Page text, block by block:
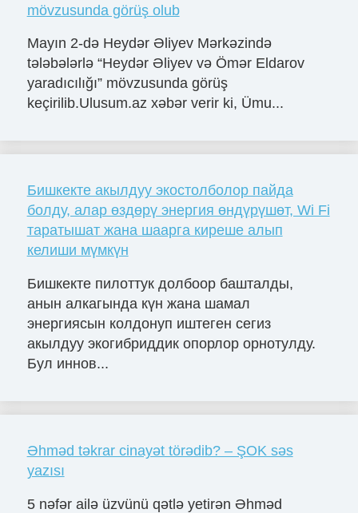
mövzusunda görüş olub
Mayın 2-də Heydər Əliyev Mərkəzində
tələbələrlə “Heydər Əliyev və Ömər Eldarov
yaradıcılığı” mövzusunda görüş
keçirilib.Ulusum.az xəbər verir ki, Ümu...
Бишкекте акылдуу экостолболор пайда
болду, алар өздөрү энергия өндүрүшөт, Wi Fi
таратышат жана шаарга киреше алып
келиши мүмкүн
Бишкекте пилоттук долбоор башталды,
анын алкагында күн жана шамал
энергиясын колдонуп иштеген сегиз
акылдуу экогибриддик опорлор орнотулду.
Бул иннов...
Əhməd təkrar cinayət törədib? – ŞOK səs
yazısı
5 nəfər ailə üzvünü qətlə yetirən Əhməd